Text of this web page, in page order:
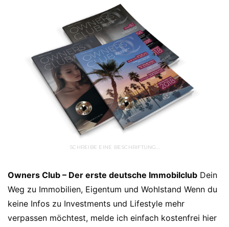
SCHREIBE EINE BESCHRIFTUNG…
Owners Club – Der erste deutsche Immobilclub Dein
Weg zu Immobilien, Eigentum und Wohlstand Wenn du
keine Infos zu Investments und Lifestyle mehr
verpassen möchtest, melde ich einfach kostenfrei hier